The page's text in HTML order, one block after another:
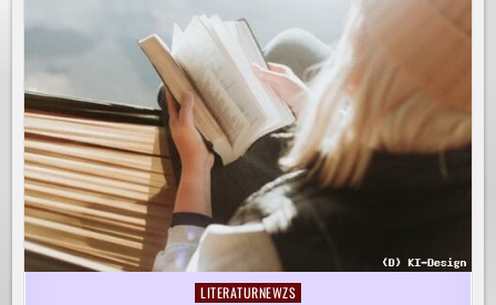
Posted
LITERATURNEWZS